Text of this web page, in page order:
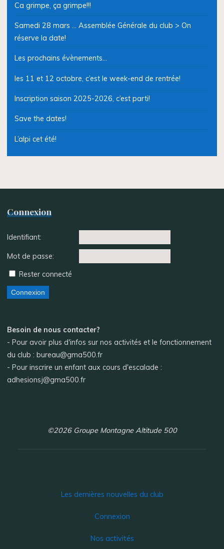
Ca grimpe, ça grimpe!!!
Samedi 28 mars … Assemblée Générale du club > On
réserve la date!
Les prochains évènements…
les 11 et 12 octobre, c’est le week-end de rentrée!
Inscription saison 2025-2026, c’est parti!
Save the dates!
L’alpi cet été!
Connexion
Identifiant:
Mot de passe:
Rester connecté
Connexion
Besoin de nous contacter?
- Pour avoir plus d'infos sur nos activités et le fonctionnement
du club : bureau@gma500.fr
- Pour inscrire un enfant aux cours d'escalade :
adhesionsj@gma500.fr
©2026 Groupe Montagne Altitude 500
Les dernières nouvelles du club
Connexion
Nos activités